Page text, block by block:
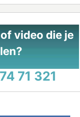
video die je
71 321